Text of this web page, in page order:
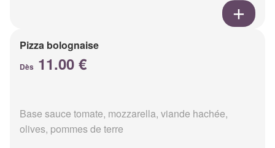
Pizza bolognaise
Dès 11.00 €
Base sauce tomate, mozzarella, viande hachée,
olives, pommes de terre